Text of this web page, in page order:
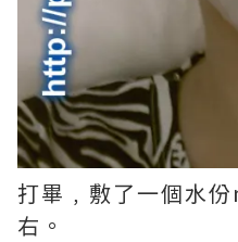
打畢﹐敷了一個水
右。